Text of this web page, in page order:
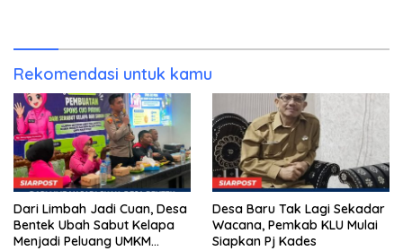
Rekomendasi untuk kamu
Dari Limbah Jadi Cuan, Desa
Bentek Ubah Sabut Kelapa
Menjadi Peluang UMKM
Desa Baru Tak Lagi Sekadar
Wacana, Pemkab KLU Mulai
Siapkan Pj Kades